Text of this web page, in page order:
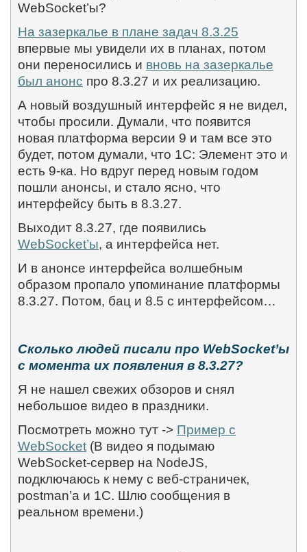
WebSocket’ы?
На зазеркалье в плане задач 8.3.25
впервые мы увидели их в планах, потом
они переносились и вновь на зазеркалье
был анонс про 8.3.27 и их реализацию.
А новый воздушный интерфейс я не видел,
чтобы просили. Думали, что появится
новая платформа версии 9 и там все это
будет, потом думали, что 1С: Элемент это и
есть 9-ка. Но вдруг перед новым годом
пошли анонсы, и стало ясно, что
интерфейсу быть в 8.3.27.
Выходит 8.3.27, где появились
WebSocket’ы, а интерфейса нет.
И в анонсе интерфейса волшебным
образом пропало упоминание платформы
8.3.27. Потом, бац и 8.5 с интерфейсом…
Сколько людей писали про WebSocket’ы
с момента их появления в 8.3.27?
Я не нашел свежих обзоров и снял
небольшое видео в праздники.
Посмотреть можно тут -> Пример с
WebSocket (В видео я подымаю
WebSocket-сервер на NodeJS,
подключаюсь к нему с веб-страничек,
postman’а и 1С. Шлю сообщения в
реальном времени.)